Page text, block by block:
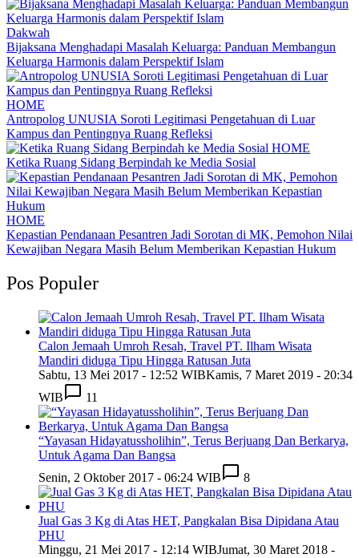
Dakwah
Bijaksana Menghadapi Masalah Keluarga: Panduan Membangun
Keluarga Harmonis dalam Perspektif Islam
HOME
Antropolog UNUSIA Soroti Legitimasi Pengetahuan di Luar
Kampus dan Pentingnya Ruang Refleksi
HOME
Ketika Ruang Sidang Berpindah ke Media Sosial
HOME
Kepastian Pendanaan Pesantren Jadi Sorotan di MK, Pemohon Nilai
Kewajiban Negara Masih Belum Memberikan Kepastian Hukum
Pos Populer
Calon Jemaah Umroh Resah, Travel PT. Ilham Wisata
Mandiri diduga Tipu Hingga Ratusan Juta
Sabtu, 13 Mei 2017 - 12:52 WIBKamis, 7 Maret 2019 - 20:34
WIB
11
“Yayasan Hidayatussholihin”, Terus Berjuang Dan Berkarya,
Untuk Agama Dan Bangsa
Senin, 2 Oktober 2017 - 06:24 WIB
8
Jual Gas 3 Kg di Atas HET, Pangkalan Bisa Dipidana Atau
PHU
Minggu, 21 Mei 2017 - 12:14 WIBJumat, 30 Maret 2018 -